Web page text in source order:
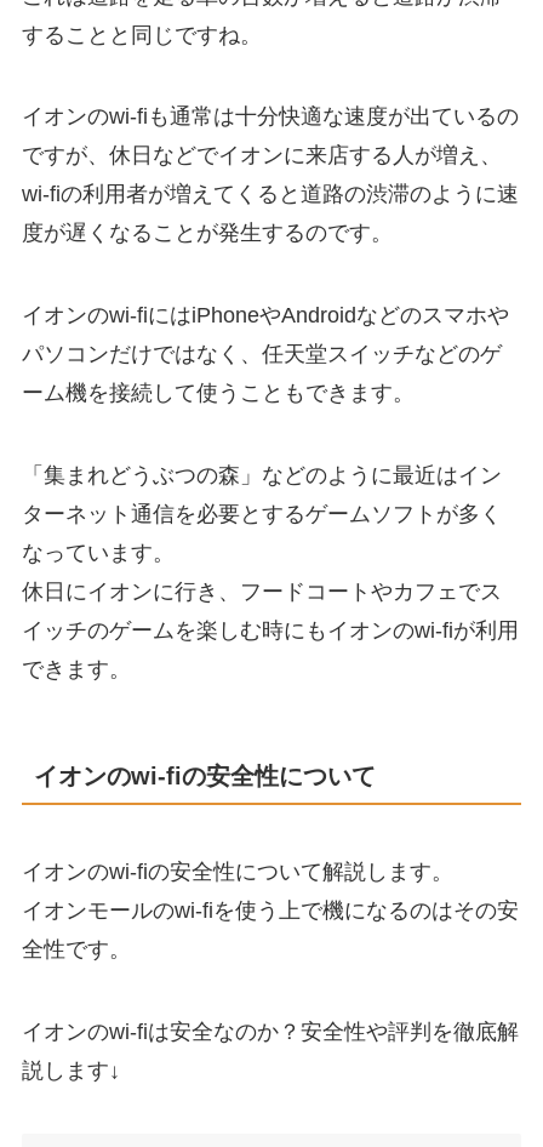
することと同じですね。
イオンのwi-fiも通常は十分快適な速度が出ているの
ですが、休日などでイオンに来店する人が増え、
wi-fiの利用者が増えてくると道路の渋滞のように速
度が遅くなることが発生するのです。
イオンのwi-fiにはiPhoneやAndroidなどのスマホや
パソコンだけではなく、任天堂スイッチなどのゲ
ーム機を接続して使うこともできます。
「集まれどうぶつの森」などのように最近はイン
ターネット通信を必要とするゲームソフトが多く
なっています。
休日にイオンに行き、フードコートやカフェでス
イッチのゲームを楽しむ時にもイオンのwi-fiが利用
できます。
イオンのwi-fiの安全性について
イオンのwi-fiの安全性について解説します。
イオンモールのwi-fiを使う上で機になるのはその安
全性です。
イオンのwi-fiは安全なのか？安全性や評判を徹底解
説します↓